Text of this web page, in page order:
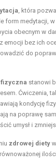
, która
form medytacji,
obecnym w
bez ich
do
stanowi
Ćwiczenia,
kondycję
na poprawę
umysł i
zdrowej diety